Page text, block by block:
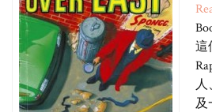
這
人
及